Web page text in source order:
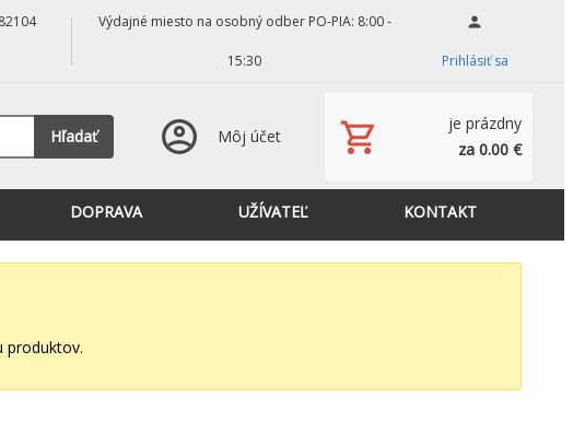
Výdajné miesto na osobný odber PO-PIA: 8:00 -
15:30 Prihlásiť sa
Hľadať Môj účet
je prázdny
za 0.00 €
DOPRAVA UŽÍVATEĽ KONTAKT
produktov.